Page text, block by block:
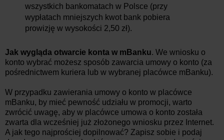
wszystkich bankomatach w Polsce (przy
wypłatach mniejszych kwot bank pobiera
prowizję w wysokości 2,50 zł).
Jak wygląda otwarcie konta w mBanku. We wniosku o
konto wybrać możesz sposób zawarcia umowy o konto (za
pośrednictwem kuriera lub w wybranej placówce mBanku).
W przypadku zawierania umowy o konto w placówce
mBanku, by mieć pewność udziału w promocji, warto
zwrócić uwagę, aby w placówce umowa o konto została
zwarta dla wcześniej już złożonego wniosku przez Internet.
A jak tego najprościej dopilnować? Zapisz sobie i podaj